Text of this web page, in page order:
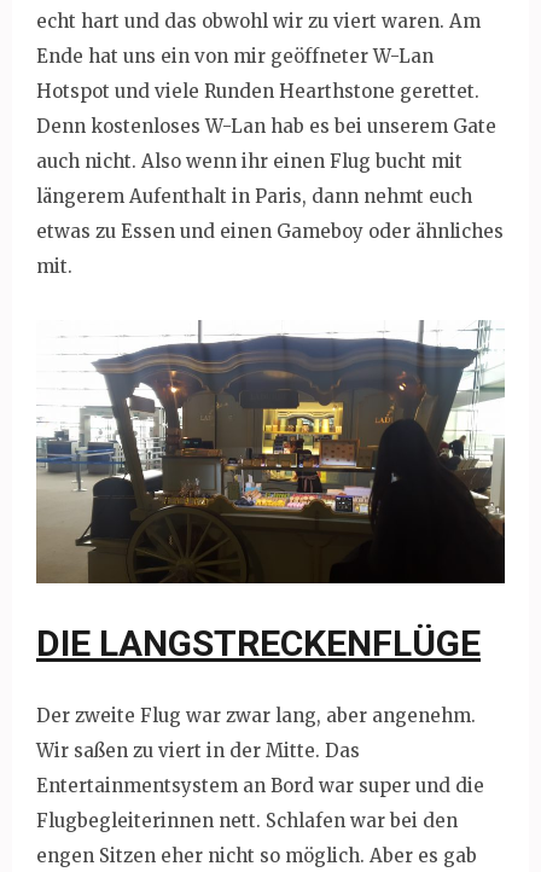
echt hart und das obwohl wir zu viert waren. Am
Ende hat uns ein von mir geöffneter W-Lan
Hotspot und viele Runden Hearthstone gerettet.
Denn kostenloses W-Lan hab es bei unserem Gate
auch nicht. Also wenn ihr einen Flug bucht mit
längerem Aufenthalt in Paris, dann nehmt euch
etwas zu Essen und einen Gameboy oder ähnliches
mit.
DIE LANGSTRECKENFLÜGE
Der zweite Flug war zwar lang, aber angenehm.
Wir saßen zu viert in der Mitte. Das
Entertainmentsystem an Bord war super und die
Flugbegleiterinnen nett. Schlafen war bei den
engen Sitzen eher nicht so möglich. Aber es gab